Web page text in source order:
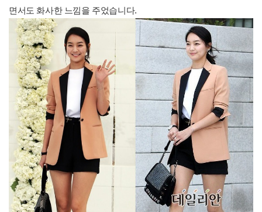
면서도 화사한 느낌을 주었습니다.